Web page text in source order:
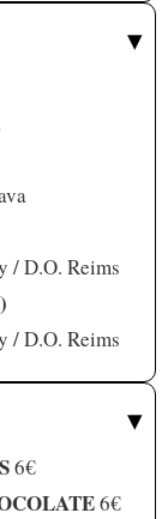
▾
/ D.O. Reims
/ D.O. Reims
▾
6€
6€